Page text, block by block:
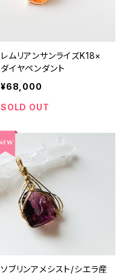
レムリアンサンライズK18×
ダイヤペンダント
¥68,000
SOLD OUT
ソブリンアメシスト/シエラ産